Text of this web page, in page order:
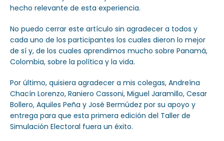
hecho relevante de esta experiencia.
No puedo cerrar este artículo sin agradecer a todos y
cada uno de los participantes los cuales dieron lo mejor
de sí y, de los cuales aprendimos mucho sobre Panamá,
Colombia, sobre la política y la vida.
Por último, quisiera agradecer a mis colegas, Andreína
Chacín Lorenzo, Raniero Cassoni, Miguel Jaramillo, Cesar
Bollero, Aquiles Peña y José Bermúdez por su apoyo y
entrega para que esta primera edición del Taller de
Simulación Electoral fuera un éxito.